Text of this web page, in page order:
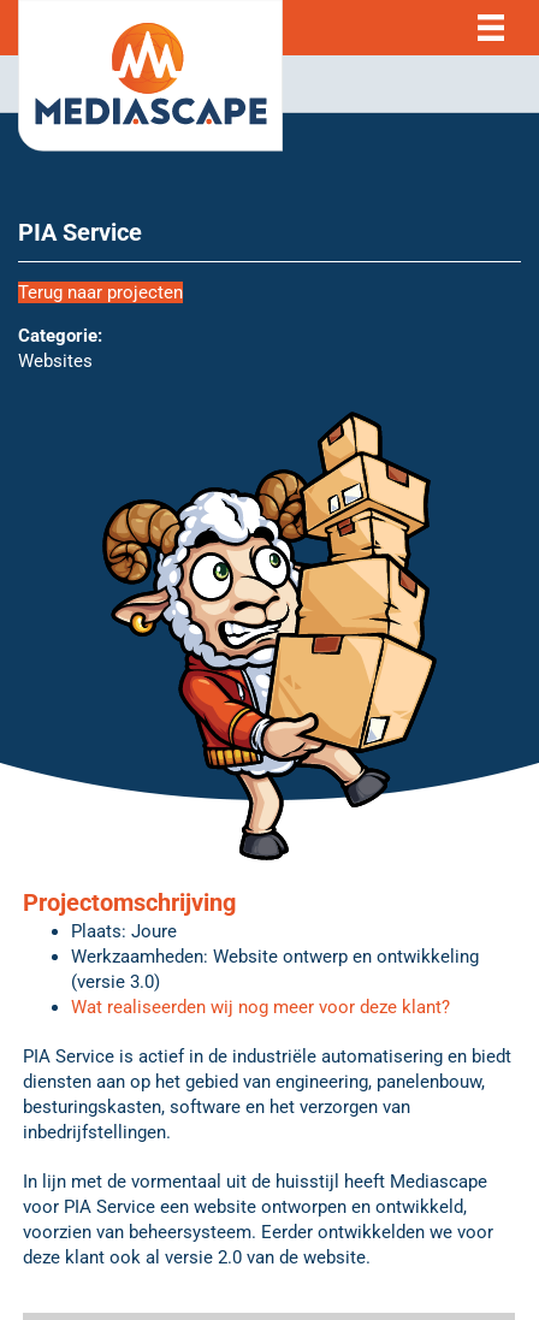
PIA Service
Terug naar projecten
Categorie:
Websites
Projectomschrijving
Plaats: Joure
Werkzaamheden: Website ontwerp en ontwikkeling
(versie 3.0)
Wat realiseerden wij nog meer voor deze klant?
PIA Service is actief in de industriële automatisering en biedt
diensten aan op het gebied van engineering, panelenbouw,
besturingskasten, software en het verzorgen van
inbedrijfstellingen.
In lijn met de vormentaal uit de huisstijl heeft Mediascape
voor PIA Service een website ontworpen en ontwikkeld,
voorzien van beheersysteem. Eerder ontwikkelden we voor
deze klant ook al versie 2.0 van de website.